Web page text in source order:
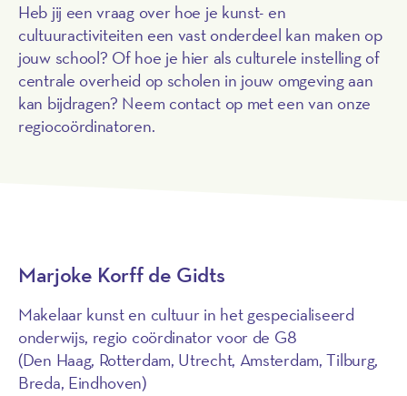
Heb jij een vraag over hoe je kunst- en
cultuuractiviteiten een vast onderdeel kan maken op
jouw school? Of hoe je hier als culturele instelling of
centrale overheid op scholen in jouw omgeving aan
kan bijdragen? Neem contact op met een van onze
regiocoördinatoren.
Marjoke Korff de Gidts
Makelaar kunst en cultuur in het gespecialiseerd
onderwijs, regio coördinator voor de G8
(Den Haag, Rotterdam, Utrecht, Amsterdam, Tilburg,
Breda, Eindhoven)